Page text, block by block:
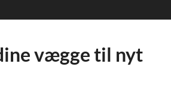
vægge til nyt